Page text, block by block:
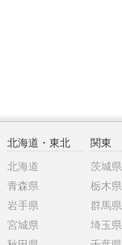
北海道・東北
北海道
青森県
岩手県
宮城県
関東
茨城県
栃木県
群馬県
埼玉県